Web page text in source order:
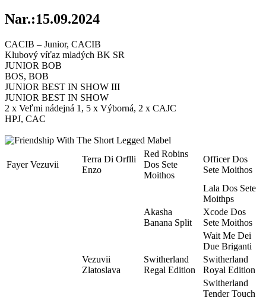
Nar.:15.09.2024
CACIB – Junior, CACIB
Klubový víťaz mladých BK SR
JUNIOR BOB
BOS, BOB
JUNIOR BEST IN SHOW III
JUNIOR BEST IN SHOW
2 x Veľmi nádejná 1, 5 x Výborná, 2 x CAJC
HPJ, CAC
Fayer Vezuvii
Terra Di Orflli
Enzo
Red Robins
Dos Sete
Moithos
Officer Dos
Sete Moithos
Lala Dos Sete
Moithps
Akasha
Banana Split
Xcode Dos
Sete Moithos
Wait Me Dei
Due Briganti
Vezuvii
Zlatoslava
Switherland
Regal Edition
Switherland
Royal Edition
Switherland
Tender Touch